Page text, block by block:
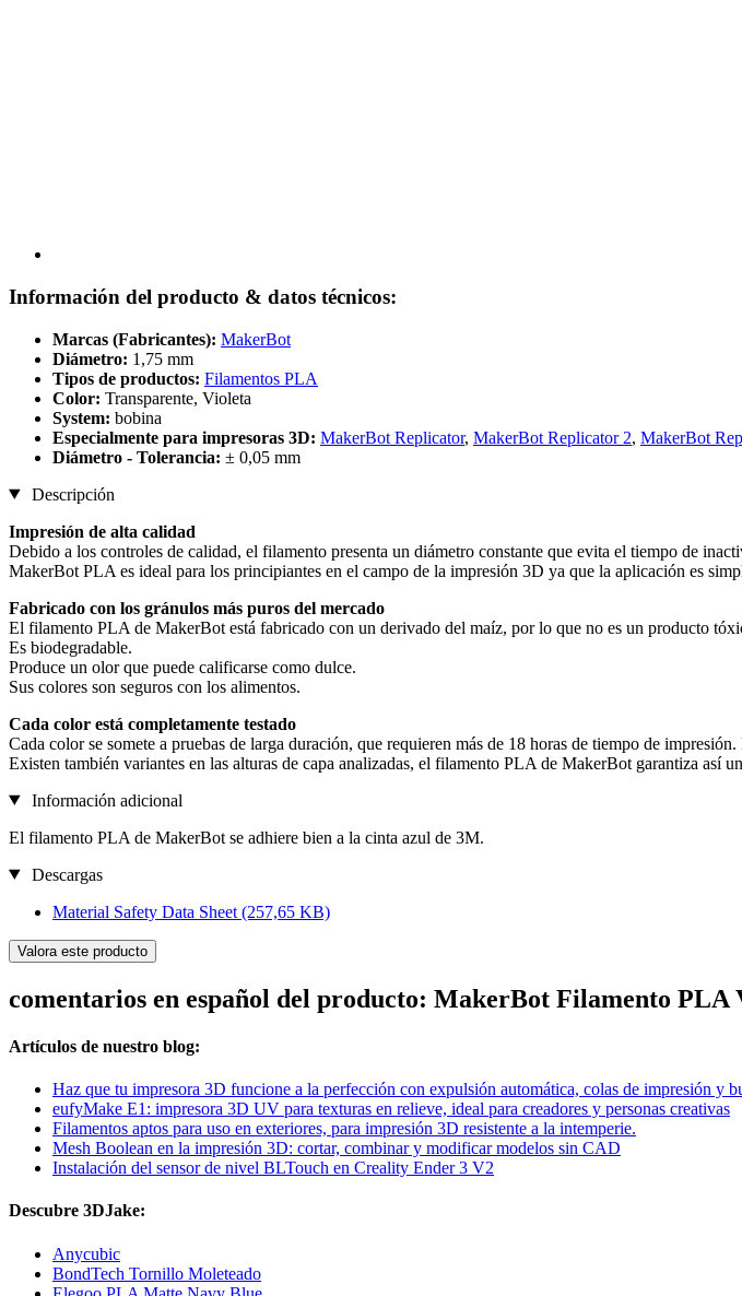
Información del producto & datos técnicos:
Marcas (Fabricantes): MakerBot
Diámetro: 1,75 mm
Tipos de productos: Filamentos PLA
Color: Transparente, Violeta
System: bobina
Especialmente para impresoras 3D: MakerBot Replicator, MakerBot Replicator 2, MakerBot
Diámetro - Tolerancia: ± 0,05 mm
Descripción
Impresión de alta calidad
Debido a los controles de calidad, el filamento presenta un diámetro constante que evita el tiempo de
MakerBot PLA es ideal para los principiantes en el campo de la impresión 3D ya que la aplicación es
Fabricado con los gránulos más puros del mercado
El filamento PLA de MakerBot está fabricado con un derivado del maíz, por lo que no es un producto
Es biodegradable.
Produce un olor que puede calificarse como dulce.
Sus colores son seguros con los alimentos.
Cada color está completamente testado
Cada color se somete a pruebas de larga duración, que requieren más de 18 horas de tiempo de
Existen también variantes en las alturas de capa analizadas, el filamento PLA de MakerBot garantiza así
Información adicional
El filamento PLA de MakerBot se adhiere bien a la cinta azul de 3M.
Descargas
Material Safety Data Sheet (257,65 KB)
Valora este producto
comentarios en español del producto: MakerBot Filamento PLA
Artículos de nuestro blog:
Haz que tu impresora 3D funcione a la perfección con expulsión automática, colas de impresión y
eufyMake E1: impresora 3D UV para texturas en relieve, ideal para creadores y personas creativas
Filamentos aptos para uso en exteriores, para impresión 3D resistente a la intemperie.
Mesh Boolean en la impresión 3D: cortar, combinar y modificar modelos sin CAD
Instalación del sensor de nivel BLTouch en Creality Ender 3 V2
Descubre 3DJake:
Anycubic
BondTech Tornillo Moleteado